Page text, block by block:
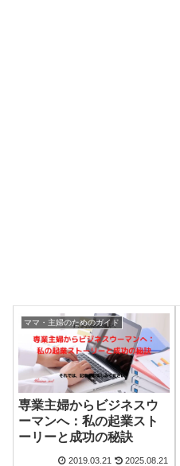
ママ・主婦のためのガイド
専業主婦からビジネスウ
ーマンへ：私の起業スト
ーリーと成功の秘訣
2019.03.21 2025.08.21